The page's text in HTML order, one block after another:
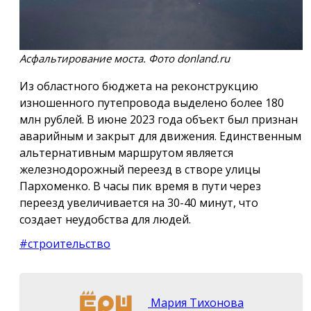
Асфальтирование моста. Фото donland.ru
Из областного бюджета на реконструкцию
изношенного путепровода выделено более 180
млн рублей. В июне 2023 года объект был признан
аварийным и закрыт для движения. Единственным
альтернативным маршрутом является
железнодорожный переезд в створе улицы
Пархоменко. В часы пик время в пути через
переезд увеличивается на 30-40 минут, что
создает неудобства для людей.
#строительство
Мария Тихонова